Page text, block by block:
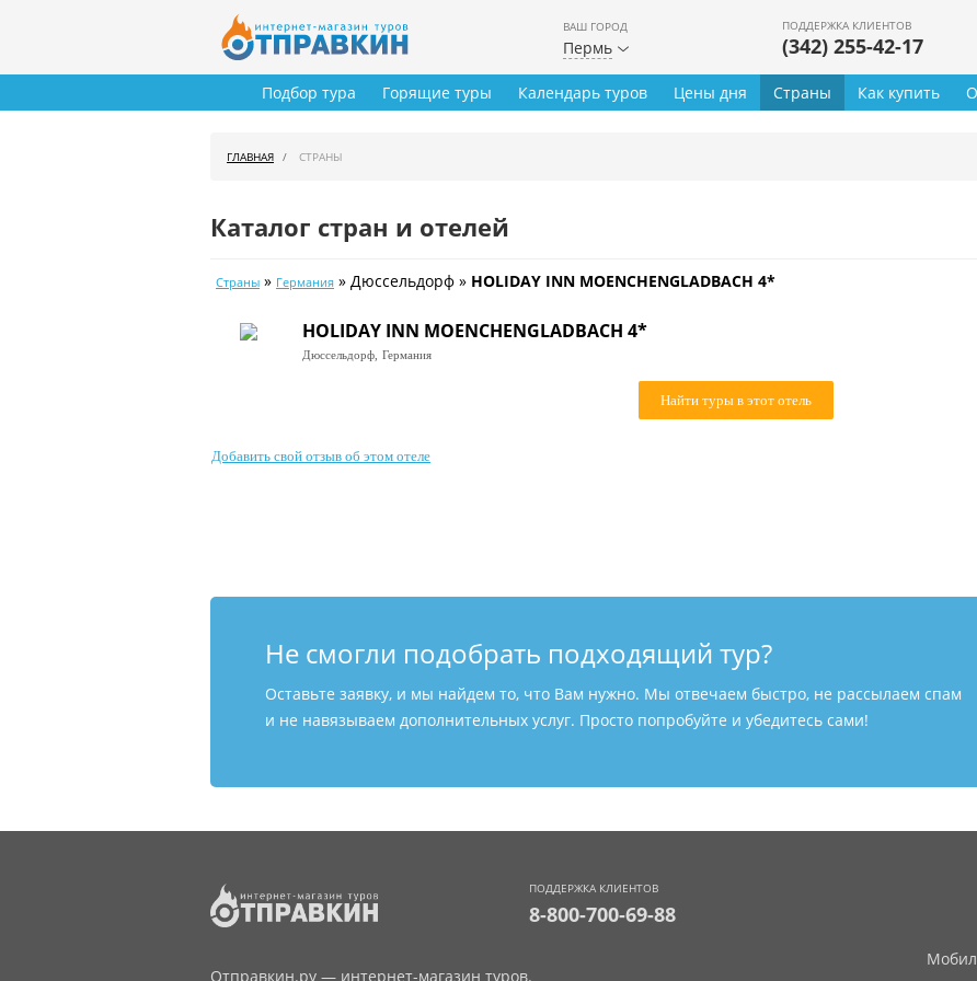
ВАШ ГОРОД
Пермь
ПОДДЕРЖКА КЛИЕНТОВ
(342) 255-42-17
Подбор тура Горящие туры Календарь туров Цены дня Страны Как купить
ГЛАВНАЯ СТРАНЫ
Каталог стран и отелей
Страны » Германия » Дюссельдорф » HOLIDAY INN MOENCHENGLADBACH 4*
HOLIDAY INN MOENCHENGLADBACH 4*
Дюссельдорф, Германия
Найти туры в этот отель
Добавить свой отзыв об этом отеле
Не смогли подобрать подходящий тур?
Оставьте заявку, и мы найдем то, что Вам нужно. Мы отвечаем быстро, не рассылаем спам
и не навязываем дополнительных услуг. Просто попробуйте и убедитесь сами!
ПОДДЕРЖКА КЛИЕНТОВ
8-800-700-69-88
Отправкин.ру — интернет-магазин туров.